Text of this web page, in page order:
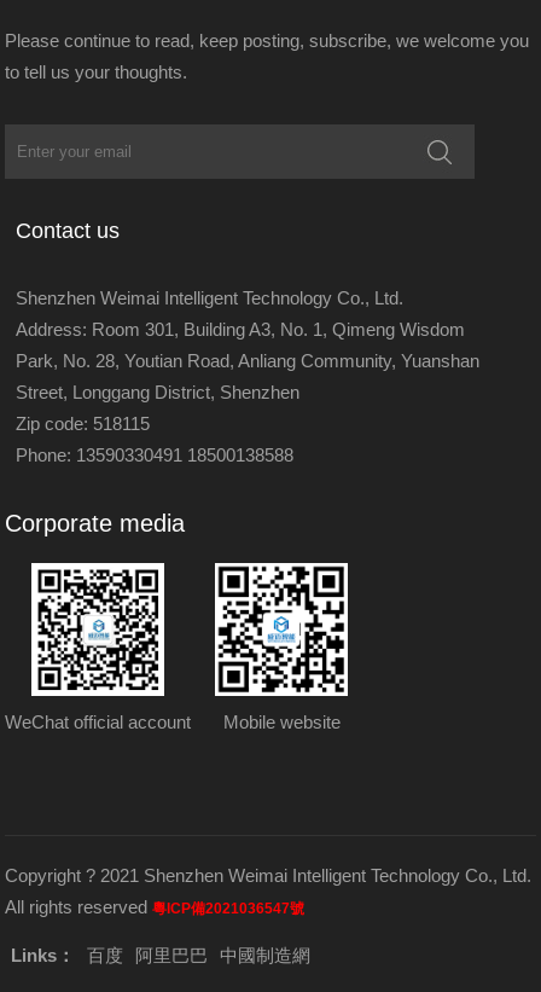
Please continue to read, keep posting, subscribe, we welcome you
to tell us your thoughts.
Contact us
Shenzhen Weimai Intelligent Technology Co., Ltd.
Address: Room 301, Building A3, No. 1, Qimeng Wisdom
Park, No. 28, Youtian Road, Anliang Community, Yuanshan
Street, Longgang District, Shenzhen
Zip code: 518115
Phone: 13590330491 18500138588
Corporate media
WeChat official account Mobile website
Copyright ? 2021 Shenzhen Weimai Intelligent Technology Co., Ltd.
All rights reserved粵ICP備2021036547號
Links： 百度 阿里巴巴 中國制造網